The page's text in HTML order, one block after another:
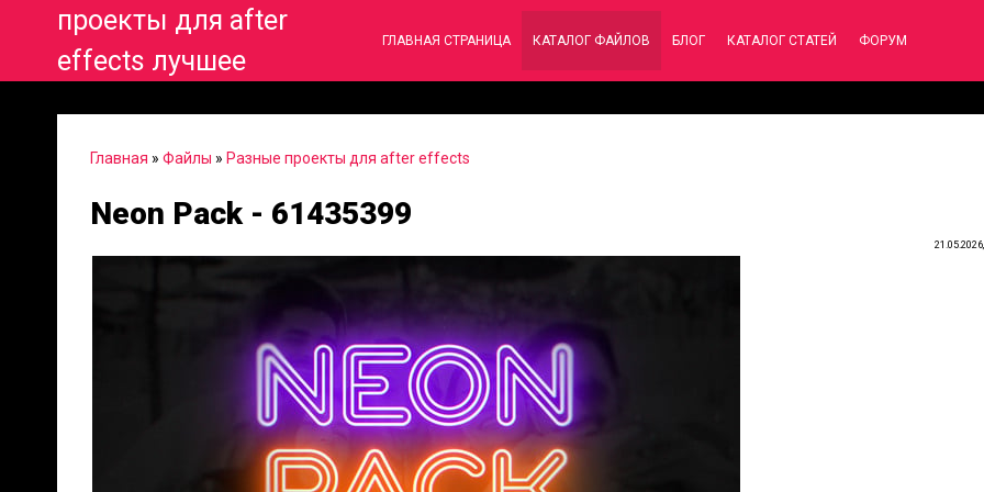
проекты для after
effects лучшее
ГЛАВНАЯ СТРАНИЦА КАТАЛОГ ФАЙЛОВ БЛОГ КАТАЛОГ СТАТЕЙ ФОРУМ
Главная » Файлы » Разные проекты для after effects
Neon Pack - 61435399